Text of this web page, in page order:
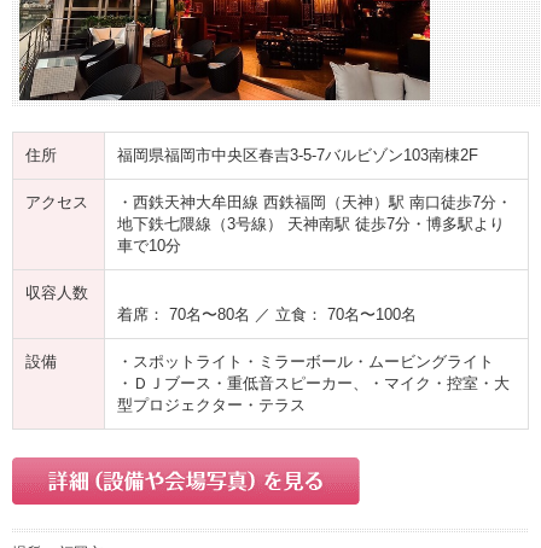
住所 福岡県福岡市中央区春吉3-5-7バルビゾン103南棟2F
アクセス
・西鉄天神大牟田線 西鉄福岡（天神）駅 南口徒歩7分・
地下鉄七隈線（3号線） 天神南駅 徒歩7分・博多駅より
車で10分
収容人数
着席： 70名〜80名 ／ 立食： 70名〜100名
設備
・スポットライト・ミラーボール・ムービングライト
・ＤＪブース・重低音スピーカー、・マイク・控室・大
型プロジェクター・テラス